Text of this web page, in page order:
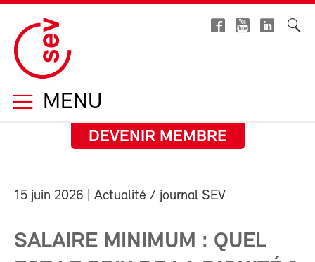
MENU
DEVENIR MEMBRE
15 juin 2026 | Actualité / journal SEV
SALAIRE MINIMUM : QUEL